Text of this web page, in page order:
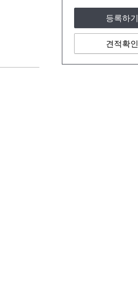
등록하기
견적확인